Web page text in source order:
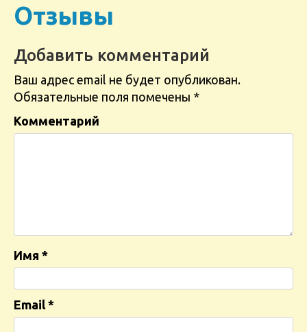
Отзывы
Добавить комментарий
Ваш адрес email не будет опубликован.
Обязательные поля помечены *
Комментарий
Имя *
Email *